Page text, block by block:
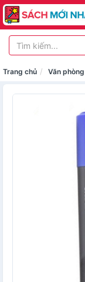
Trang chủ Văn